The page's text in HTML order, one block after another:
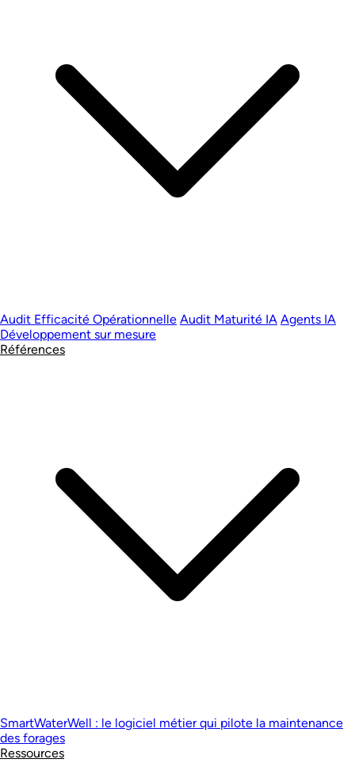
Audit Efficacité Opérationnelle Audit Maturité IA Agents IA
Développement sur mesure
Références
SmartWaterWell : le logiciel métier qui pilote la maintenance
des forages
Ressources